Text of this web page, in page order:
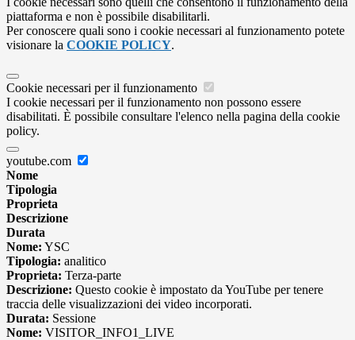
piattaforma e non è possibile disabilitarli.
Per conoscere quali sono i cookie necessari al funzionamento potete
visionare la COOKIE POLICY.
Cookie necessari per il funzionamento
I cookie necessari per il funzionamento non possono essere
disabilitati. È possibile consultare l'elenco nella pagina della cookie
policy.
youtube.com
Nome
Tipologia
Proprieta
Descrizione
Durata
Nome: YSC
Tipologia: analitico
Proprieta: Terza-parte
Descrizione: Questo cookie è impostato da YouTube per tenere
traccia delle visualizzazioni dei video incorporati.
Durata: Sessione
Nome: VISITOR_INFO1_LIVE